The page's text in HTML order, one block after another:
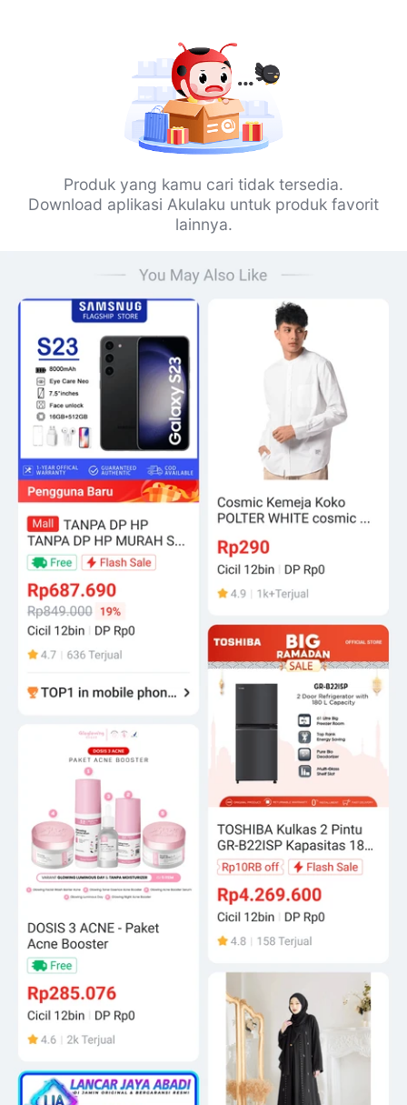
Produk yang kamu cari tidak tersedia.
Download aplikasi Akulaku untuk produk favorit
lainnya.